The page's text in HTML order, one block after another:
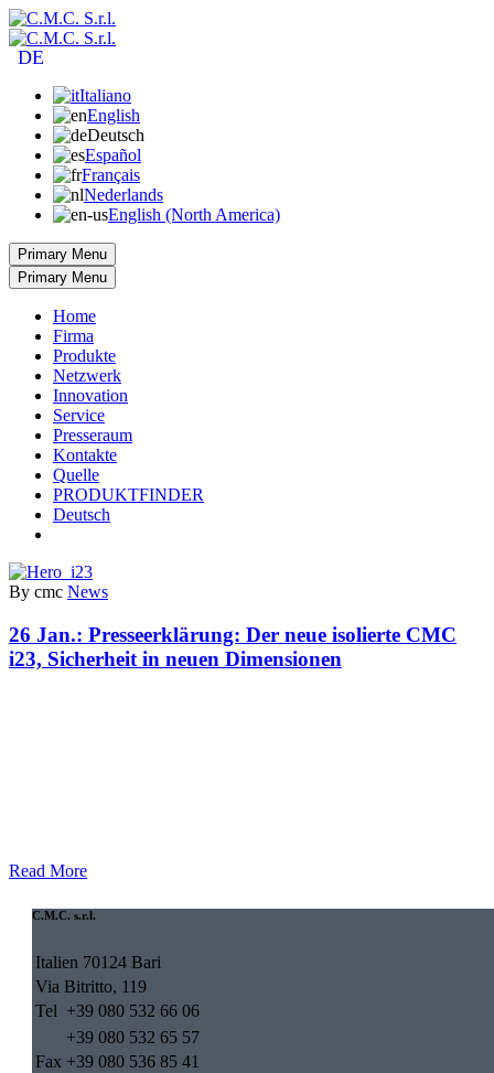
DE
Italiano
English
Deutsch
Español
Français
Nederlands
English (North America)
Primary Menu
Primary Menu
Home
Firma
Produkte
Netzwerk
Innovation
Service
Presseraum
Kontakte
Quelle
PRODUKTFINDER
Deutsch
By cmc News
26 Jan.: Presseerklärung: Der neue isolierte CMC
i23, Sicherheit in neuen Dimensionen
Read More
C.M.C. s.r.l.
Italien 70124 Bari
Via Bitritto, 119
Tel +39 080 532 66 06
+39 080 532 65 57
Fax +39 080 536 85 41